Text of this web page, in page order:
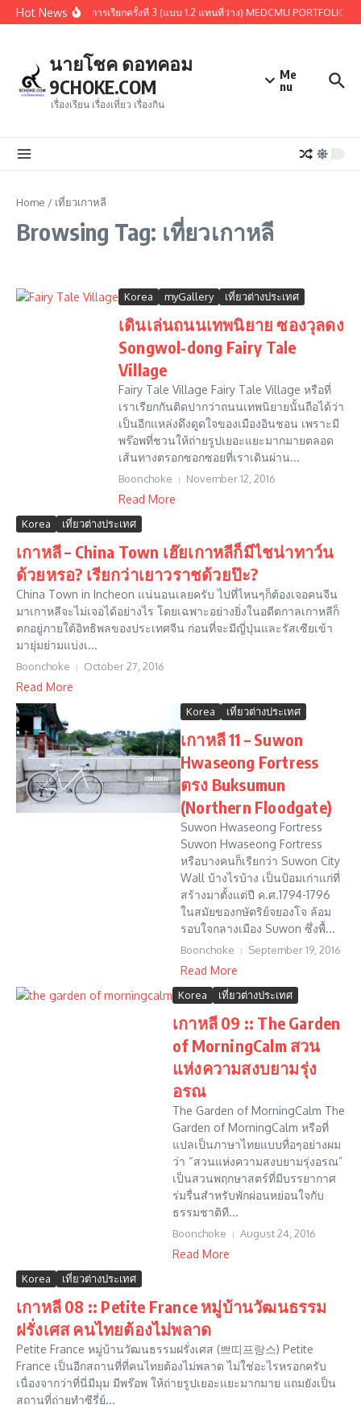
Skip to content
Hot News
คัดเลือกรอบ 1.3 หรือการเรียกครั้งที่ 3 (แบบ 1.2 แทนที่ว่าง) MEDCMU PORTFOLIO
นายโชค ดอทคอม
9CHOKE.COM
เรื่องเรียน เรื่องเที่ยว เรื่องกิน
Me
nu
Home / เที่ยวเกาหลี
Browsing Tag: เที่ยวเกาหลี
Korea myGallery เที่ยวต่างประเทศ
เดินเล่นถนนเทพนิยาย ซองวุลดง
Songwol-dong Fairy Tale
Village
Fairy Tale Village Fairy Tale Village หรือที่
เราเรียกกันติดปากว่าถนนเทพนิยายนั้นถือได้ว่า
เป็นอีกแหล่งดึงดูดใจของเมืองอินชอน เพราะมี
พร๊อพที่ชวนให้ถ่ายรูปเยอะแยะมากมายตลอด
เส้นทางตรอกซอกซอยที่เราเดินผ่าน...
Boonchoke November 12, 2016
Read More
Korea เที่ยวต่างประเทศ
เกาหลี – China Town เฮ๊ยเกาหลีก็มีไชน่าทาว์น
ด้วยหรอ? เรียกว่าเยาวราชด้วยป๊ะ?
China Town in Incheon แน่นอนเลยครับ ไปที่ไหนๆก็ต้องเจอคนจีน
มาเกาหลีจะไม่เจอได้อย่างไร โดยเฉพาะอย่างยิ่งในอดีตกาลเกาหลีก็
ตกอยู่ภายใต้อิทธิพลของประเทศจีน ก่อนที่จะมีญี่ปุ่นและรัสเซียเข้า
มายุ่มย่ามแบ่งเ...
Boonchoke October 27, 2016
Read More
Korea เที่ยวต่างประเทศ
เกาหลี 11 – Suwon
Hwaseong Fortress
ตรง Buksumun
(Northern Floodgate)
Suwon Hwaseong Fortress
Suwon Hwaseong Fortress
หรือบางคนก็เรียกว่า Suwon City
Wall บ้างไรบ้าง เป็นป้อมเก่าแก่ที่
สร้างมาตั้งแต่ปี ค.ศ.1794-1796
ในสมัยของกษัตริย์จยองโจ ล้อม
รอบใจกลางเมือง Suwon ซึ่งพื้...
Boonchoke September 19, 2016
Read More
Korea เที่ยวต่างประเทศ
เกาหลี 09 :: The Garden
of MorningCalm สวน
แห่งความสงบยามรุ่ง
อรณ
The Garden of MorningCalm The
Garden of MorningCalm หรือที่
แปลเป็นภาษาไทยแบบทื่อๆอย่างผม
ว่า “สวนแห่งความสงบยามรุ่งอรณ”
เป็นสวนพฤกษาสตร์ที่มีบรรยากาศ
ร่มรื่นสำหรับพักผ่อนหย่อนใจกับ
ธรรมชาติที...
Boonchoke August 24, 2016
Read More
Korea เที่ยวต่างประเทศ
เกาหลี 08 :: Petite France หมู่บ้านวัฒนธรรม
ฝรั่งเศส คนไทยต้องไม่พลาด
Petite France หมู่บ้านวัฒนธรรมฝรั่งเศส (쁘띠프랑스) Petite
France เป็นอีกสถานที่ที่คนไทยต้องไม่พลาด ไม่ใช่อะไรหรอกครับ
เนื่องจากว่าที่นี่มีมุม มีพร๊อพ ให้ถ่ายรูปเยอะแยะมากมาย แถมยังเป็น
สถานที่ถ่ายทำซีรี่ย์...